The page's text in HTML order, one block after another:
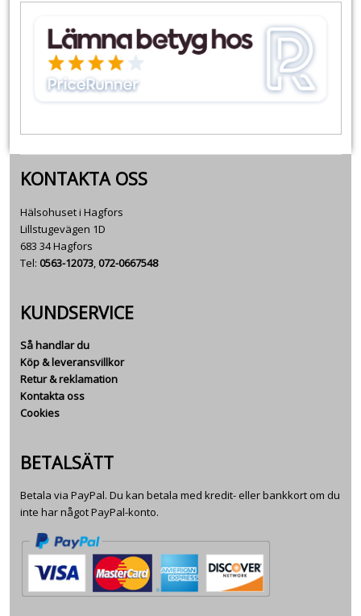
KONTAKTA OSS
Hälsohuset i Hagfors
Lillstugevägen 1D
683 34 Hagfors
Tel: 0563-12073, 072-0667548
KUNDSERVICE
Så handlar du
Köp & leveransvillkor
Retur & reklamation
Kontakta oss
Cookies
BETALSÄTT
Betala via PayPal. Du kan betala med kredit- eller bankkort om du
inte har något PayPal-konto.